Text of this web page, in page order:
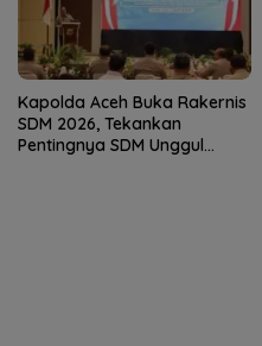
Kapolda Aceh Buka Rakernis
SDM 2026, Tekankan
Pentingnya SDM Unggul